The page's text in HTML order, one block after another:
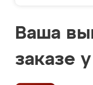
Ваша
заказе